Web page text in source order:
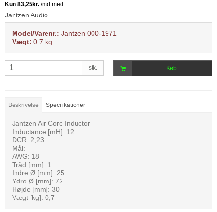
Jantzen Audio
Model/Varenr.: Jantzen 000-1971
Vægt: 0.7 kg.
stk. Køb
Beskrivelse Specifikationer
Jantzen Air Core Inductor
Inductance [mH]: 12
DCR: 2,23
Mål:
AWG: 18
Tråd [mm]: 1
Indre Ø [mm]: 25
Ydre Ø [mm]: 72
Højde [mm]: 30
Vægt [kg]: 0,7